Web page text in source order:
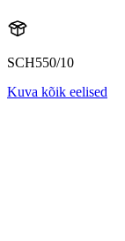
SCH550/10
Kuva kõik eelised